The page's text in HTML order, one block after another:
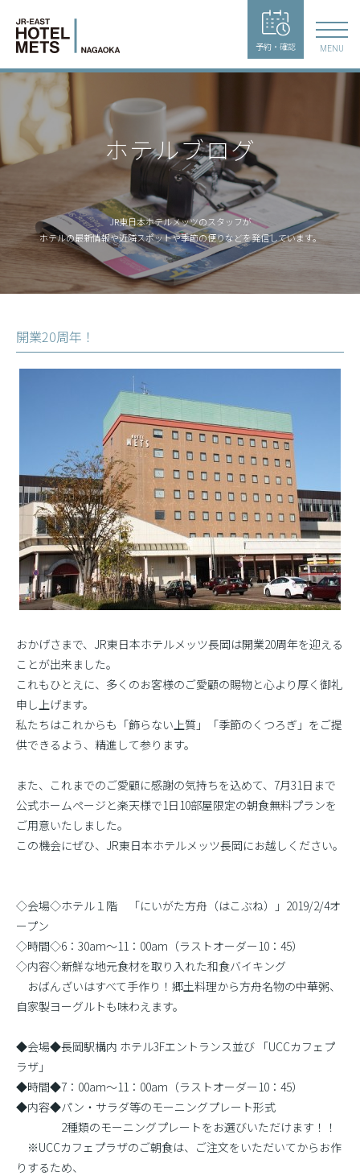
予約・確認 MENU
ホテルブログ
JR東日本ホテルメッツのスタッフが
ホテルの最新情報や近隣スポットや季節の便りなどを発信しています。
開業20周年！
おかげさまで、JR東日本ホテルメッツ長岡は開業20周年を迎える
ことが出来ました。
これもひとえに、多くのお客様のご愛顧の賜物と心より厚く御礼
申し上げます。
私たちはこれからも「飾らない上質」「季節のくつろぎ」をご提
供できるよう、精進して参ります。
また、これまでのご愛顧に感謝の気持ちを込めて、7月31日まで
公式ホームページと楽天様で1日10部屋限定の朝食無料プランを
ご用意いたしました。
この機会にぜひ、JR東日本ホテルメッツ長岡にお越しください。
◇会場◇ホテル１階 「にいがた方舟（はこぶね）」2019/2/4オ
ープン
◇時間◇6：30am〜11：00am（ラストオーダー10：45）
◇内容◇新鮮な地元食材を取り入れた和食バイキング
おばんざいはすべて手作り！郷土料理から方舟名物の中華粥、
自家製ヨーグルトも味わえます。
◆会場◆長岡駅構内 ホテル3Fエントランス並び 「UCCカフェプ
ラザ」
◆時間◆7：00am〜11：00am（ラストオーダー10：45）
◆内容◆パン・サラダ等のモーニングプレート形式
2種類のモーニングプレートをお選びいただけます！！
※UCCカフェプラザのご朝食は、ご注文をいただいてからお作
りするため、